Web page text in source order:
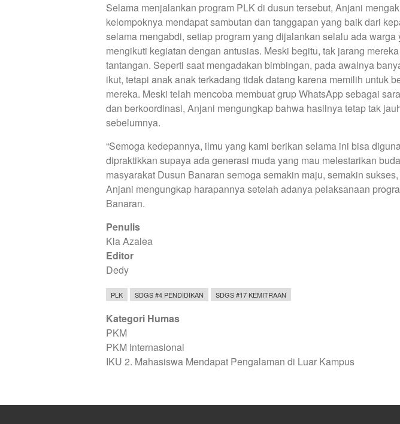
Selama menjalankan program PLK di dusun tersebut, Anjani
kelompoknya mendapat sambutan dan tanggapan yang baik dari
selama mengabdi, setiap program yang dijalankan selalu ada warga
mengikuti kegiatan dengan antusias. Meski begitu, tak jarang
tantangan. Seperti saat mengadakan bimbingan, pada awalnya
ikut, tetapi anak anak terkadang tidak datang karena memilih untuk
mereka. Meski telah mencoba membuat grup WhatsApp sebagai
dan berkoordinasi, Anjani mengungkap bahwa hasilnya tetap tak
sebelumnya.
“Semoga kedepannya, ilmu yang kami berikan selama ini bisa
dipraktikkan supaya ada generasi muda yang mau melestarikan
masyarakat Dusun Banaran semoga semakin maju, semakin
Anjani mengungkap harapannya setelah adanya pelaksanaan
Banaran.
Penulis
Kla Azalea
Editor
Dedy
PLK SDGS #4 PENDIDIKAN SDGS #17 KEMITRAAN
Kategori Humas
PKM
PKM Internasional
IKU 2. Mahasiswa Mendapat Pengalaman di Luar Kampus